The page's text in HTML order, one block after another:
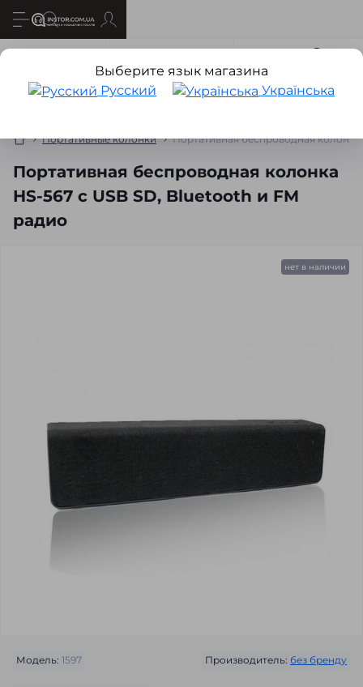
Портативные колонки Портативная беспроводная
Выберите язык магазина
Русский
Українська
Портативная беспроводная колонка
HS-567 с USB SD, Bluetooth и FM
радио
Все о товаре Характеристики Отзывов
нет в наличии
Модель: 1597 Производитель: без бренду